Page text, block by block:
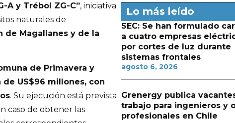
A y Trébol ZG-C”, iniciativa
naturales de
de Magallanes y de la
de Primavera y
US$96 millones, con
. Su ejecución está prevista
caso de obtener las
Lo más leído
SEC: Se han formulado
a cuatro empresas
por cortes de luz durante
sistemas frontales
agosto 6, 2026
Grenergy publica
trabajo para ingenieros y
profesionales en Chile